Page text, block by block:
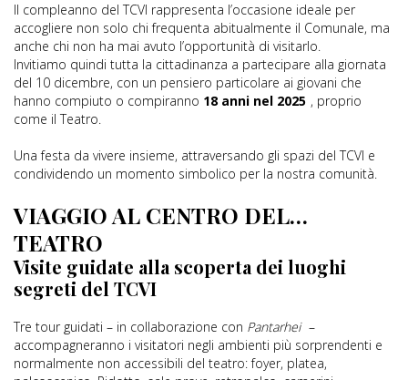
Il compleanno del TCVI rappresenta l’occasione ideale per
accogliere non solo chi frequenta abitualmente il Comunale, ma
anche chi non ha mai avuto l’opportunità di visitarlo.
Invitiamo quindi tutta la cittadinanza a partecipare alla giornata
del 10 dicembre, con un pensiero particolare ai giovani che
hanno compiuto o compiranno 18 anni nel 2025 , proprio
come il Teatro.
Una festa da vivere insieme, attraversando gli spazi del TCVI e
condividendo un momento simbolico per la nostra comunità.
VIAGGIO AL CENTRO DEL…
TEATRO
Visite guidate alla scoperta dei luoghi
segreti del TCVI
Tre tour guidati – in collaborazione con Pantarhei –
accompagneranno i visitatori negli ambienti più sorprendenti e
normalmente non accessibili del teatro: foyer, platea,